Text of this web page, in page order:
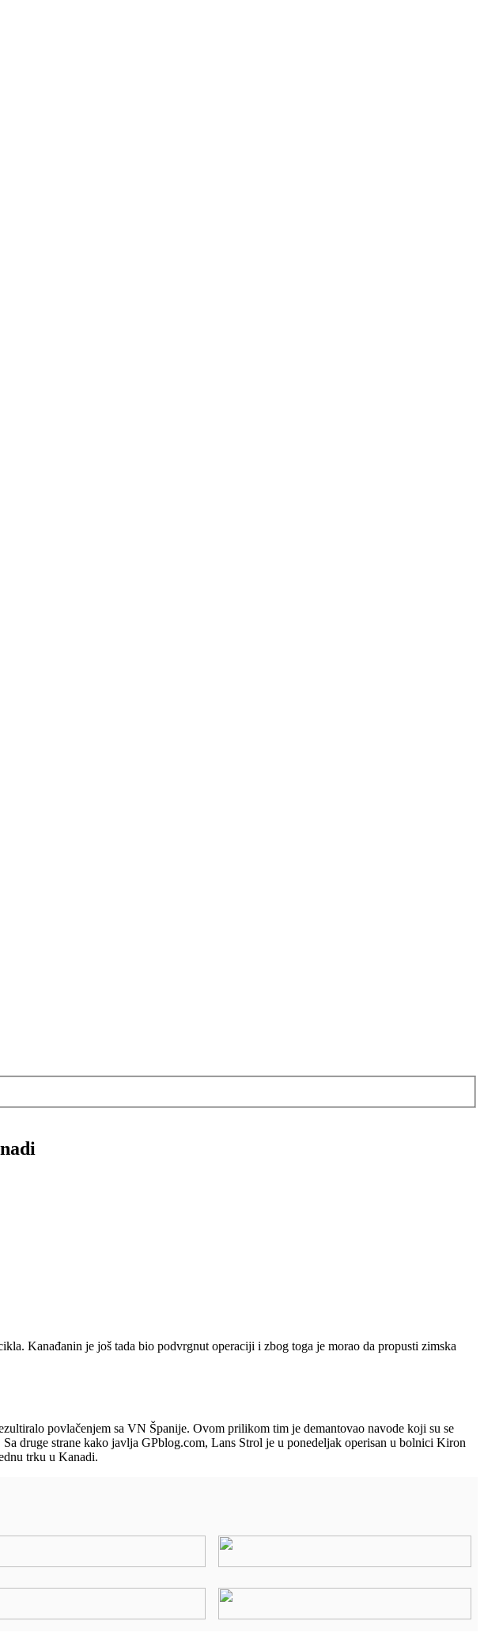
Kanađanin je još tada bio podvrgnut operaciji i zbog toga je morao da propusti zimska
povlačenjem sa VN Španije. Ovom prilikom tim je demantovao navode koji su se
druge strane kako javlja GPblog.com, Lans Strol je u ponedeljak operisan u bolnici Kiron
trku u Kanadi.